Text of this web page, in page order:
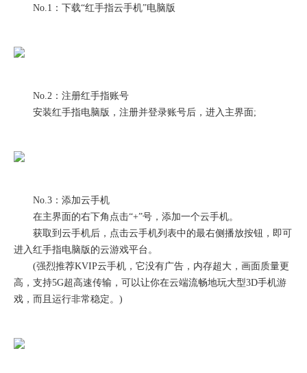
No.1：下载“红手指云手机”电脑版
No.2：注册红手指账号
安装红手指电脑版，注册并登录账号后，进入主界面;
No.3：添加云手机
在主界面的右下角点击“+”号，添加一个云手机。
获取到云手机后，点击云手机列表中的最右侧播放按钮，即可
进入红手指电脑版的云游戏平台。
(强烈推荐KVIP云手机，它没有广告，内存超大，画面质量更
高，支持5G超高速传输，可以让你在云端流畅地玩大型3D手机游
戏，而且运行非常稳定。)